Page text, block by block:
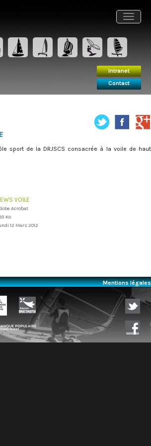
sport de la DRJSCS consacrée à la voile de haut
VOILE
Acrobat
Ko
12 Mars 2012
Mentions légales
Contact
Intranet
Toggle